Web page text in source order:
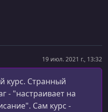
19 июл. 2021 г., 13:32
курс. Странный
- "настраивает на
Сам курс -